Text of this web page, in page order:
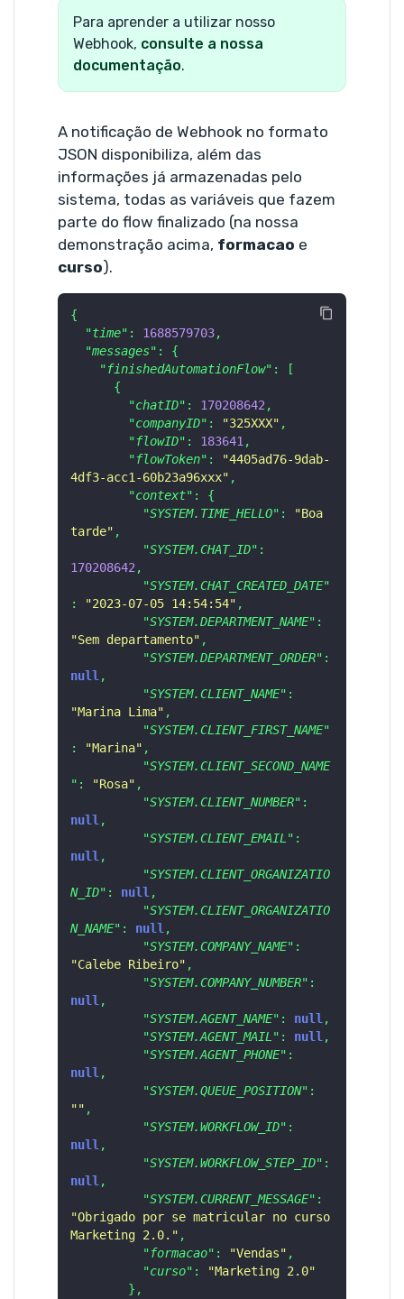
Para aprender a utilizar nosso
Webhook, consulte a nossa
documentação.
A notificação de Webhook no formato
JSON disponibiliza, além das
informações já armazenadas pelo
sistema, todas as variáveis que fazem
parte do flow finalizado (na nossa
demonstração acima, formacao e
curso).
{
"time" : 1688579703,
"messages" :
{
"finishedAutomationFlow" :
[
{
"chatID" : 170208642 ,
"companyID" : "325XXX" ,
"flowID" : 183641 ,
"flowToken" :
"4405ad76-9dab-
4df3-acc1-60b23a96xxx" ,
"context" :
{
"SYSTEM.TIME_HELLO" :
"Boa
tarde" ,
"SYSTEM.CHAT_ID" :
170208642 ,
"SYSTEM.CHAT_CREATED_DATE"
:
"2023-07-05 14:54:54" ,
"SYSTEM.DEPARTMENT_NAME" :
"Sem departamento" ,
"SYSTEM.DEPARTMENT_ORDER" :
null ,
"SYSTEM.CLIENT_NAME" :
"Marina Lima" ,
"SYSTEM.CLIENT_FIRST_NAME"
:
"Marina" ,
"SYSTEM.CLIENT_SECOND_NAME
" : "Rosa" ,
"SYSTEM.CLIENT_NUMBER" :
null ,
"SYSTEM.CLIENT_EMAIL" :
null ,
"SYSTEM.CLIENT_ORGANIZATIO
N_ID" : null ,
"SYSTEM.CLIENT_ORGANIZATIO
N_NAME" : null ,
"SYSTEM.COMPANY_NAME" :
"Calebe Ribeiro" ,
"SYSTEM.COMPANY_NUMBER" :
null ,
"SYSTEM.AGENT_NAME" : null ,
"SYSTEM.AGENT_MAIL" : null ,
"SYSTEM.AGENT_PHONE" :
null ,
"SYSTEM.QUEUE_POSITION" :
"" ,
"SYSTEM.WORKFLOW_ID" :
null ,
"SYSTEM.WORKFLOW_STEP_ID" :
null ,
"SYSTEM.CURRENT_MESSAGE" :
"Obrigado por se matricular no curso
Marketing 2.0." ,
"formacao" : "Vendas" ,
"curso" :
"Marketing 2.0"
} ,